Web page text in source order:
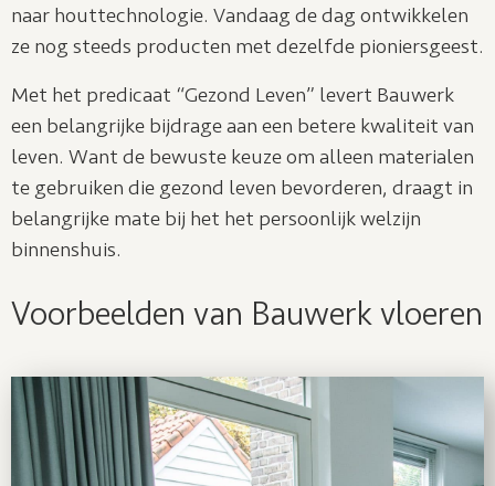
naar houttechnologie. Vandaag de dag ontwikkelen
ze nog steeds producten met dezelfde pioniersgeest.
Met het predicaat “Gezond Leven” levert Bauwerk
een belangrijke bijdrage aan een betere kwaliteit van
leven. Want de bewuste keuze om alleen materialen
te gebruiken die gezond leven bevorderen, draagt in
belangrijke mate bij het het persoonlijk welzijn
binnenshuis.
Voorbeelden van Bauwerk vloeren